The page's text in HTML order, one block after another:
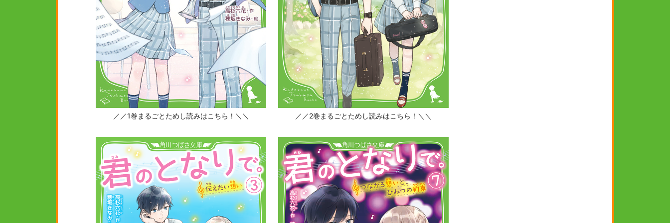
／／1巻まるごとためし読みはこちら！＼＼ ／／2巻まるごとためし読みはこちら！＼＼